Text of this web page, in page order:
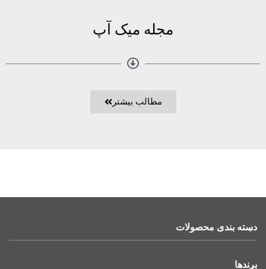
مجله میک آپ
مطالب بیشتر
دسته بندی محصولات
برندها